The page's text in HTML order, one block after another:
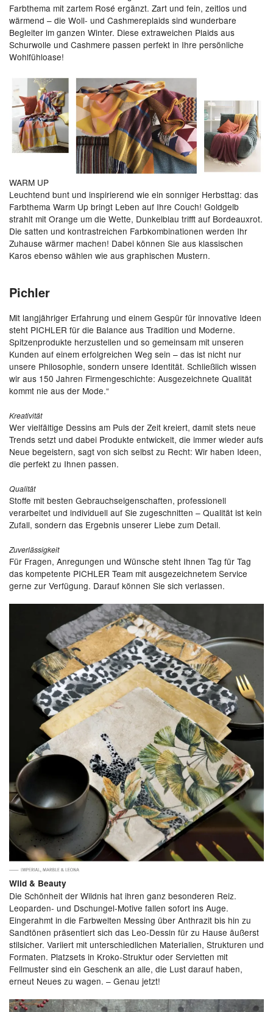
Farbthema mit zartem Rosé ergänzt. Zart und fein, zeitlos und
wärmend – die Woll- und Cashmereplaids sind wunderbare
Begleiter im ganzen Winter. Diese extraweichen Plaids aus
Schurwolle und Cashmere passen perfekt in Ihre persönliche
Wohlfühloase!
WARM UP
Leuchtend bunt und inspirierend wie ein sonniger Herbsttag: das
Farbthema Warm Up bringt Leben auf Ihre Couch! Goldgelb
strahlt mit Orange um die Wette, Dunkelblau trifft auf Bordeauxrot.
Die satten und kontrastreichen Farbkombinationen werden Ihr
Zuhause wärmer machen! Dabei können Sie aus klassischen
Karos ebenso wählen wie aus graphischen Mustern.
Pichler
Mit langjähriger Erfahrung und einem Gespür für innovative Ideen
steht PICHLER für die Balance aus Tradition und Moderne.
Spitzenprodukte herzustellen und so gemeinsam mit unseren
Kunden auf einem erfolgreichen Weg sein – das ist nicht nur
unsere Philosophie, sondern unsere Identität. Schließlich wissen
wir aus 150 Jahren Firmengeschichte: Ausgezeichnete Qualität
kommt nie aus der Mode.“
Kreativität
Wer vielfältige Dessins am Puls der Zeit kreiert, damit stets neue
Trends setzt und dabei Produkte entwickelt, die immer wieder aufs
Neue begeistern, sagt von sich selbst zu Recht: Wir haben Ideen,
die perfekt zu Ihnen passen.
Qualität
Stoffe mit besten Gebrauchseigenschaften, professionell
verarbeitet und individuell auf Sie zugeschnitten – Qualität ist kein
Zufall, sondern das Ergebnis unserer Liebe zum Detail.
Zuverlässigkeit
Für Fragen, Anregungen und Wünsche steht Ihnen Tag für Tag
das kompetente PICHLER Team mit ausgezeichnetem Service
gerne zur Verfügung. Darauf können Sie sich verlassen.
Wild & Beauty
Die Schönheit der Wildnis hat ihren ganz besonderen Reiz.
Leoparden- und Dschungel-Motive fallen sofort ins Auge.
Eingerahmt in die Farbwelten Messing über Anthrazit bis hin zu
Sandtönen präsentiert sich das Leo-Dessin für zu Hause äußerst
stilsicher. Variiert mit unterschiedlichen Materialien, Strukturen und
Formaten. Platzsets in Kroko-Struktur oder Servietten mit
Fellmuster sind ein Geschenk an alle, die Lust darauf haben,
erneut Neues zu wagen. – Genau jetzt!